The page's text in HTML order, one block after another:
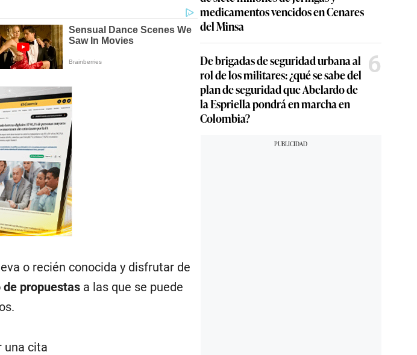
o recién conocida y disfrutar de
de propuestas a las que se puede
una cita
medicamentos vencidos en Cenares
del Minsa
De brigadas de seguridad urbana al
rol de los militares: ¿qué se sabe del
plan de seguridad que Abelardo de
la Espriella pondrá en marcha en
Colombia?
6